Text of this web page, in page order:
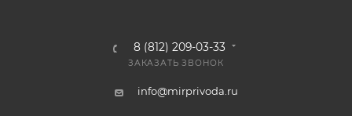
8 (812) 209-03-33
ЗАКАЗАТЬ ЗВОНОК
info@mirprivoda.ru